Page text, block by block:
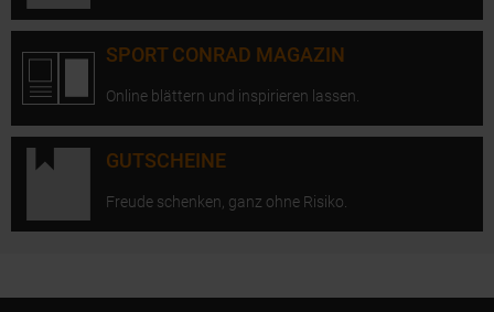
SPORT CONRAD MAGAZIN
Online blättern und inspirieren lassen.
GUTSCHEINE
Freude schenken, ganz ohne Risiko.